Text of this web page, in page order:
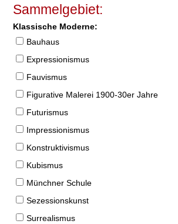
Sammelgebiet:
Klassische Moderne:
Bauhaus
Expressionismus
Fauvismus
Figurative Malerei 1900-30er Jahre
Futurismus
Impressionismus
Konstruktivismus
Kubismus
Münchner Schule
Sezessionskunst
Surrealismus